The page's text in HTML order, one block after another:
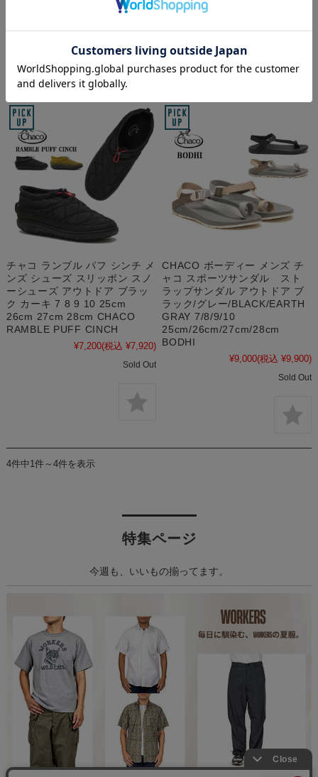
(税込 ¥8,800) LOWDOWN LEATHER
チャコ ランブル パフ シンチ メ
ンズ シューズ スリッポン スノ
ーシューズ アウトドア ブラッ
ク カーキ 7 8 9 10 25cm
26cm 27cm 28cm CHACO
RAMBLE PUFF CINCH
¥7,200(税込 ¥7,920)
Sold Out
CHACO ボーディー メンズ チ
ャコ スポーツサンダル スト
ラップサンダル アウトドア ブ
ラック/グレー/BLACK/EARTH
GRAY 7/8/9/10
25cm/26cm/27cm/28cm
BODHI
¥9,000(税込 ¥9,900)
Sold Out
4件中1件～4件を表示
特集ページ
今週も、いいもの揃ってます。